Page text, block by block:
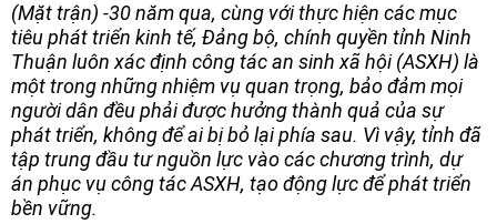
(Mặt trận) -30 năm qua, cùng với thực hiện các mục
tiêu phát triển kinh tế, Đảng bộ, chính quyền tỉnh Ninh
Thuận luôn xác định công tác an sinh xã hội (ASXH) là
một trong những nhiệm vụ quan trọng, bảo đảm mọi
người dân đều phải được hưởng thành quả của sự
phát triển, không để ai bị bỏ lại phía sau. Vì vậy, tỉnh đã
tập trung đầu tư nguồn lực vào các chương trình, dự
án phục vụ công tác ASXH, tạo động lực để phát triển
bền vững.